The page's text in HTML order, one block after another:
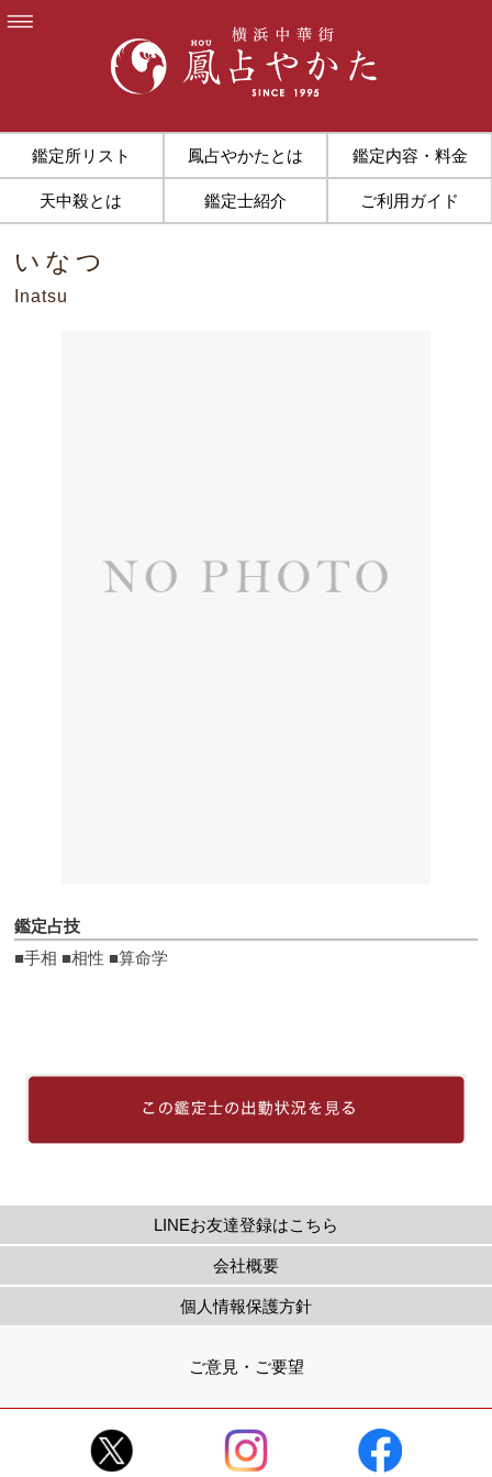
鑑定所リスト 鳳占やかたとは 鑑定内容・料金
天中殺とは 鑑定士紹介 ご利用ガイド
いなつ
Inatsu
鑑定占技
■手相 ■相性 ■算命学
LINEお友達登録はこちら
会社概要
個人情報保護方針
ご意見・ご要望